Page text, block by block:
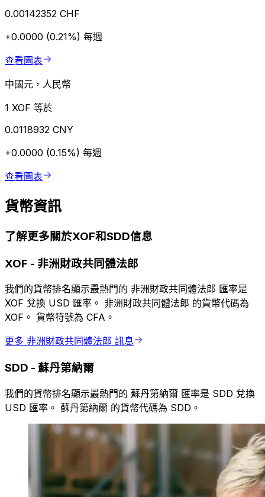
0.00142352 CHF
+0.0000 (0.21%) 每週
查看圖表
中國元，人民幣
1 XOF 等於
0.0118932 CNY
+0.0000 (0.15%) 每週
查看圖表
貨幣資訊
了解更多關於XOF和SDD信息
XOF - 非洲財政共同體法郎
我們的貨幣排名顯示最熱門的 非洲財政共同體法郎 匯率是
XOF 兌換 USD 匯率。 非洲財政共同體法郎 的貨幣代碼為
XOF。 貨幣符號為 CFA。
更多 非洲財政共同體法郎 訊息
SDD - 蘇丹第納爾
我們的貨幣排名顯示最熱門的 蘇丹第納爾 匯率是 SDD 兌換
USD 匯率。 蘇丹第納爾 的貨幣代碼為 SDD。